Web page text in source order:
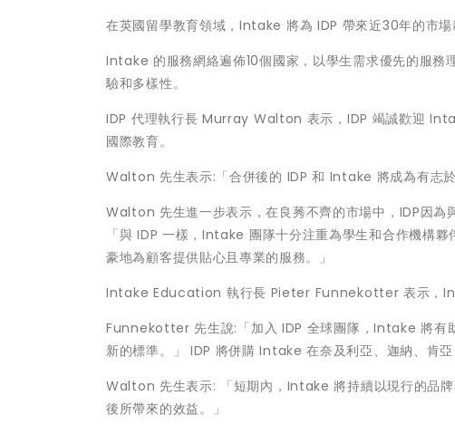
在英國留學教育領域，Intake 將為 IDP 帶來近30年的市場
Intake 的服務網絡遍佈10個國家，以學生需求優先的服
驗和多樣性。
IDP 代理執行長 Murray Walton 表示，IDP 竭誠歡迎
國際教育。
Walton 先生表示:「合併後的 IDP 和 Intake 將成為有志
Walton 先生進一步表示，在良莠不齊的市場中，IDP因
「與 IDP 一樣，Intake 團隊十分注重為學生和合作機構
豪地為顧客提供貼心且專業的服務。」
Intake Education 執行長 Pieter Funnekotter 表示，
Funnekotter 先生說:「加入 IDP 全球團隊，Intake 將有
新的標準。」 IDP 將併購 Intake 在奈及利亞、迦納、肯
Walton 先生表示: 「短期內，Intake 將持續以現行的品
後所帶來的效益。」